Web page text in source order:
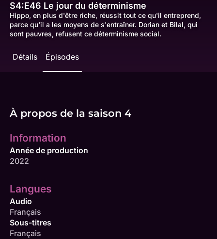
S4:E46 Le jour du déterminisme
Hippo, en plus d'être riche, réussit tout ce qu'il entreprend,
parce qu'il a les moyens de s'entraîner. Dorian et Bilal, qui
sont pauvres, refusent ce déterminisme social.
Détails Épisodes
À propos de la saison 4
Information
Année de production
2022
Langues
Audio
Français
Sous-titres
Français